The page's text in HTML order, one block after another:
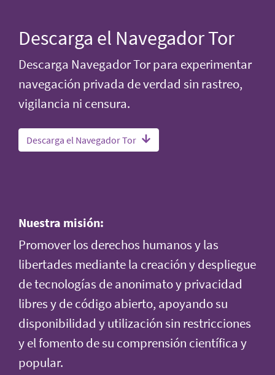
Descarga el Navegador Tor
Descarga Navegador Tor para experimentar
navegación privada de verdad sin rastreo,
vigilancia ni censura.
Descarga el Navegador Tor
Nuestra misión:
Promover los derechos humanos y las
libertades mediante la creación y despliegue
de tecnologías de anonimato y privacidad
libres y de código abierto, apoyando su
disponibilidad y utilización sin restricciones
y el fomento de su comprensión científica y
popular.